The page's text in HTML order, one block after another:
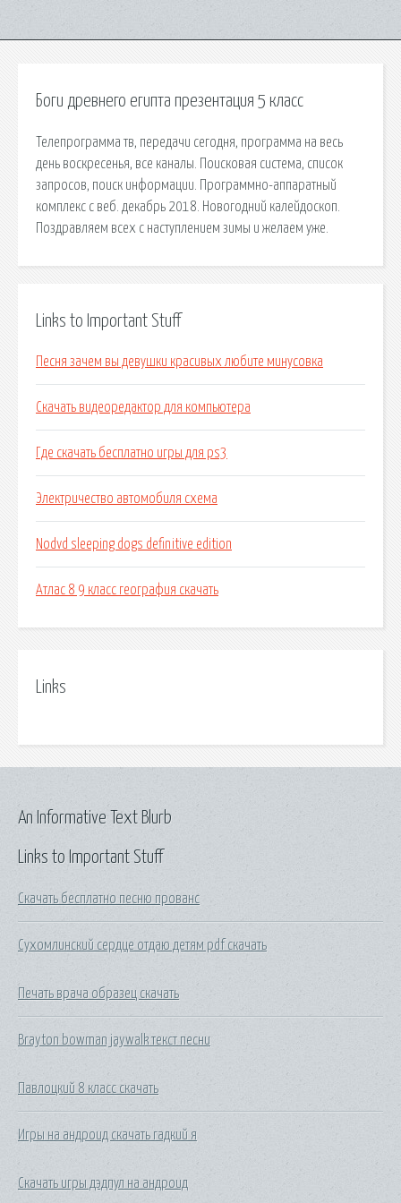
Боги древнего египта презентация 5 класс
Телепрограмма тв, передачи сегодня, программа на весь
день воскресенья, все каналы. Поисковая сиcтема, список
запросов, поиск информации. Программно-аппаратный
комплекс с веб. декабрь 2018. Новогодний калейдоскоп.
Поздравляем всех с наступлением зимы и желаем уже.
Links to Important Stuff
Песня зачем вы девушки красивых любите минусовка
Скачать видеоредактор для компьютера
Где скачать бесплатно игры для ps3
Электричество автомобиля схема
Nodvd sleeping dogs definitive edition
Атлас 8 9 класс география скачать
Links
Links to Important Stuff
Скачать бесплатно песню прованс
Сухомлинский сердце отдаю детям pdf скачать
Печать врача образец скачать
Brayton bowman jaywalk текст песни
Павлоцкий 8 класс скачать
Игры на андроид скачать гадкий я
Скачать игры дэдпул на андроид
An Informative Text Blurb